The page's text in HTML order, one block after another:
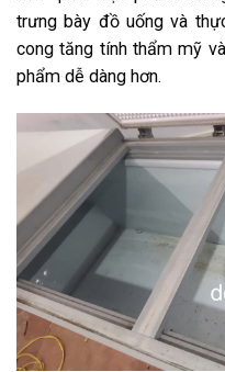
trưng bày đồ uống và
cong tăng tính thẩm mỹ
phẩm dễ dàng hơn.